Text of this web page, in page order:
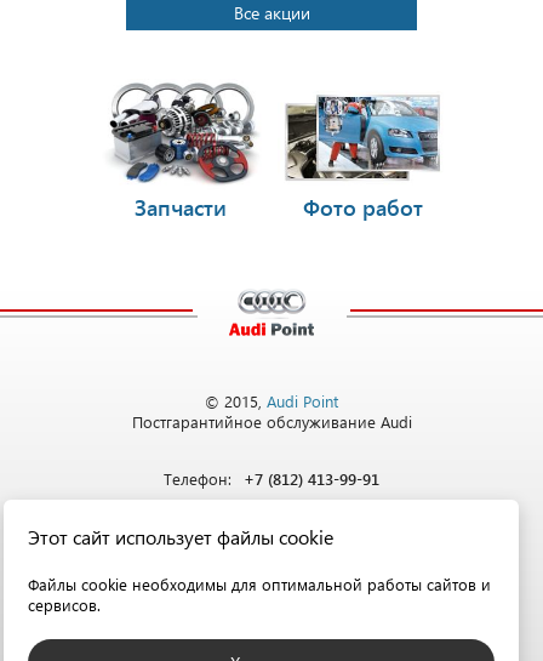
Все акции
Запчасти Фото работ
© 2015, Audi Point
Постгарантийное обслуживание Audi
Телефон: +7 (812) 413-99-91
Адрес: Санкт-Петербург,ул. Софийская, д. 8
Этот сайт использует файлы cookie
Файлы cookie необходимы для оптимальной работы сайтов и
сервисов.